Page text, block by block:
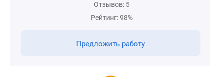
Отзывов: 5
Рейтинг: 98%
Предложить работу